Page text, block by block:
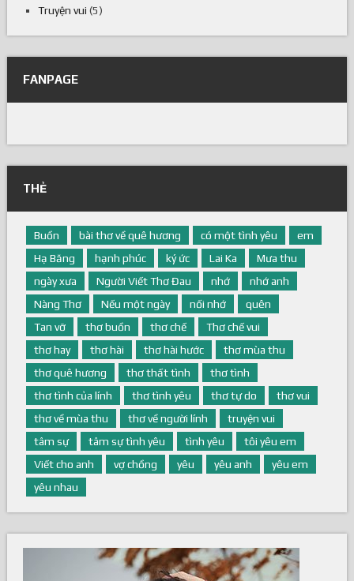
Truyện vui (5)
FANPAGE
THẺ
Buồn bài thơ về quê hương có một tình yêu
em
Hạ Băng
hạnh phúc ký ức Lai Ka
Mưa thu
ngày xưa
Người Viết Thơ Đau nhớ
nhớ anh
Nàng Thơ
Nếu một ngày nối nhớ
quên
Tan vỡ
thơ buồn thơ chế
Thơ chế vui
thơ hay
thơ hài thơ hài hước
thơ mùa thu
thơ quê hương
thơ thất tình
thơ tình
thơ tình của lính
thơ tình yêu thơ tự do
thơ vui
thơ về mùa thu
thơ về người lính
truyện vui
tâm sự
tâm sự tình yêu tình yêu
tôi yêu em
Viết cho anh
vợ chồng yêu yêu anh
yêu em
yêu nhau